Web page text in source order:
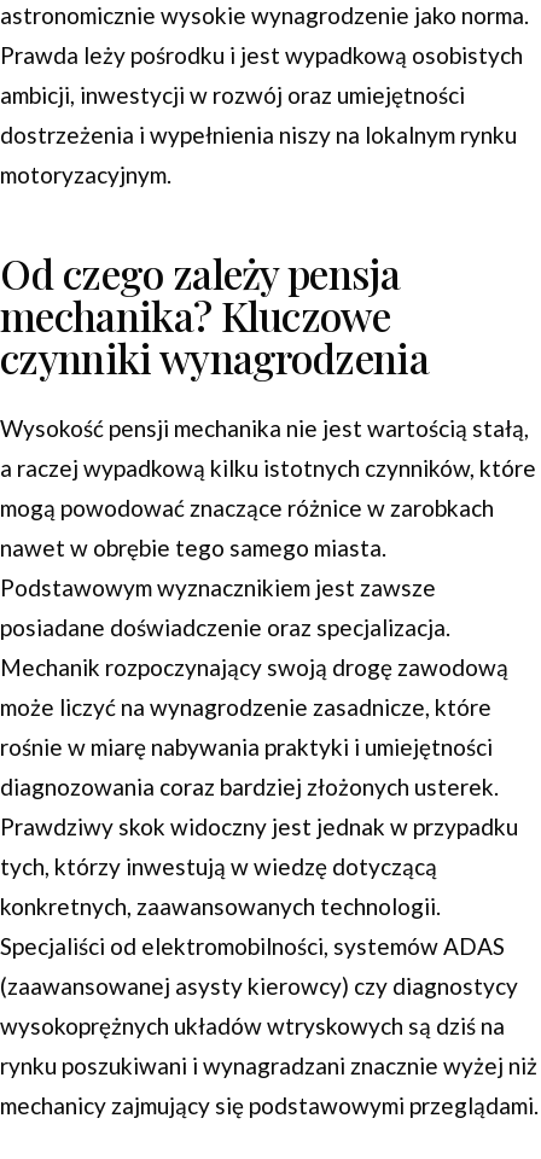
astronomicznie wysokie wynagrodzenie jako norma.
Prawda leży pośrodku i jest wypadkową osobistych
ambicji, inwestycji w rozwój oraz umiejętności
dostrzeżenia i wypełnienia niszy na lokalnym rynku
motoryzacyjnym.
Od czego zależy pensja
mechanika? Kluczowe
czynniki wynagrodzenia
Wysokość pensji mechanika nie jest wartością stałą,
a raczej wypadkową kilku istotnych czynników, które
mogą powodować znaczące różnice w zarobkach
nawet w obrębie tego samego miasta.
Podstawowym wyznacznikiem jest zawsze
posiadane doświadczenie oraz specjalizacja.
Mechanik rozpoczynający swoją drogę zawodową
może liczyć na wynagrodzenie zasadnicze, które
rośnie w miarę nabywania praktyki i umiejętności
diagnozowania coraz bardziej złożonych usterek.
Prawdziwy skok widoczny jest jednak w przypadku
tych, którzy inwestują w wiedzę dotyczącą
konkretnych, zaawansowanych technologii.
Specjaliści od elektromobilności, systemów ADAS
(zaawansowanej asysty kierowcy) czy diagnostycy
wysokoprężnych układów wtryskowych są dziś na
rynku poszukiwani i wynagradzani znacznie wyżej niż
mechanicy zajmujący się podstawowymi przeglądami.